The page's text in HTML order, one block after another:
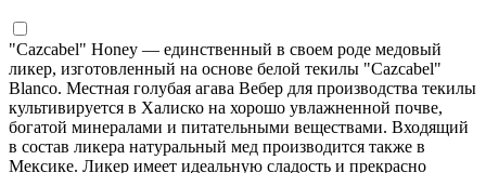
"Cazcabel" Honey — единственный в своем роде медовый
ликер, изготовленный на основе белой текилы "Cazcabel"
Blanco. Местная голубая агава Вебер для производства текилы
культивируется в Халиско на хорошо увлажненной почве,
богатой минералами и питательными веществами. Входящий
в состав ликера натуральный мед производится также в
Мексике. Ликер имеет идеальную сладость и прекрасно